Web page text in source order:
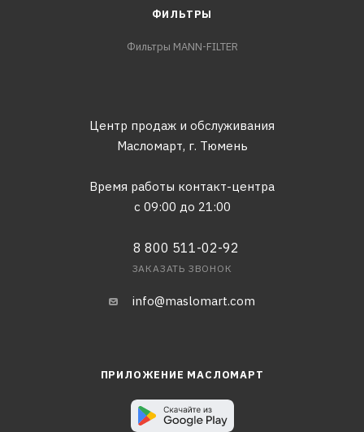
ФИЛЬТРЫ
Фильтры MANN-FILTER
Центр продаж и обслуживания
Масломарт, г. Тюмень
Время работы контакт-центра
с 09:00 до 21:00
8 800 511-02-92
ЗАКАЗАТЬ ЗВОНОК
info@maslomart.com
ПРИЛОЖЕНИЕ МАСЛОМАРТ